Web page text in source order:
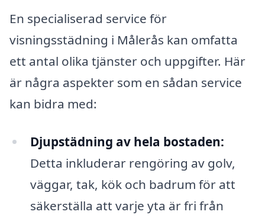
En specialiserad service för
visningsstädning i Målerås kan omfatta
ett antal olika tjänster och uppgifter. Här
är några aspekter som en sådan service
kan bidra med:
Djupstädning av hela bostaden:
Detta inkluderar rengöring av golv,
väggar, tak, kök och badrum för att
säkerställa att varje yta är fri från